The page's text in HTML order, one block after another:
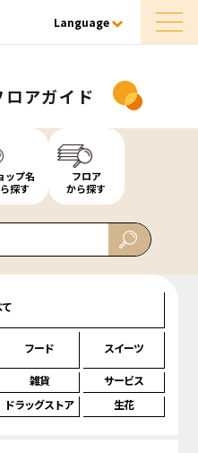
Language
アガイド
ップ名
探す
フロア
から探す
フード スイーツ
雑貨
サービス
ドラッグストア 生花